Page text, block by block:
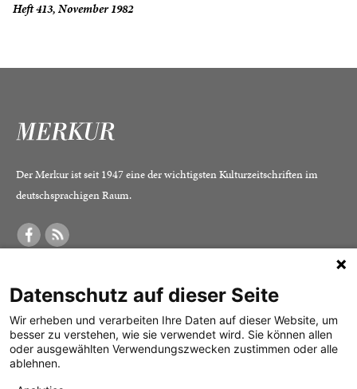
Heft 413, November 1982
Der Merkur ist seit 1947 eine der wichtigsten Kulturzeitschriften im
deutschsprachigen Raum.
Was ist der Merkur?
Herausgeber /
Redaktion
Verlag
Alle Abos im Überblick
Print-Abo
Digital-Abo
Impressum
Datenschutz
Mediadaten
Datenschutz auf dieser Seite
Wir erheben und verarbeiten Ihre Daten auf dieser Website, um
besser zu verstehen, wie sie verwendet wird. Sie können allen
oder ausgewählten Verwendungszwecken zustimmen oder alle
ablehnen.